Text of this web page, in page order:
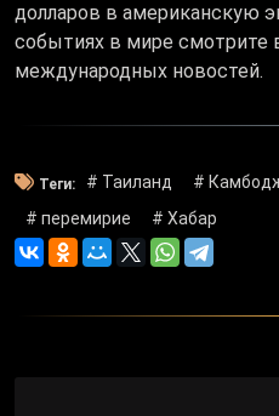
долларов в американскую
событиях в мире смотрите
международных новостей.
Теги: # Таиланд #
# перемирие
# Хабар